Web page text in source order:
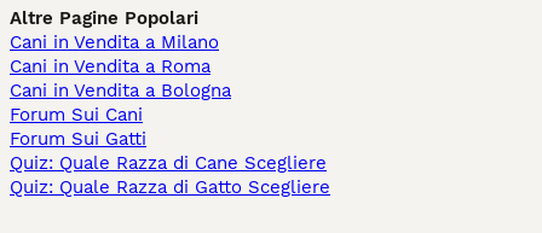
Altre Pagine Popolari
Cani in Vendita a Milano
Cani in Vendita a Roma
Cani in Vendita a Bologna
Forum Sui Cani
Forum Sui Gatti
Quiz: Quale Razza di Cane Scegliere
Quiz: Quale Razza di Gatto Scegliere